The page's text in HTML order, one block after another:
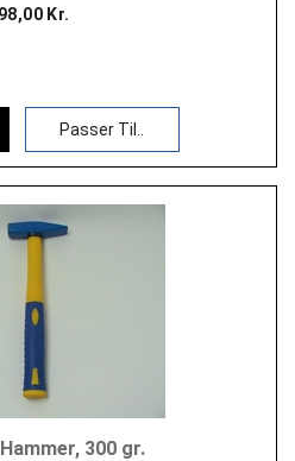
Kr.
Passer Til..
300 gr.